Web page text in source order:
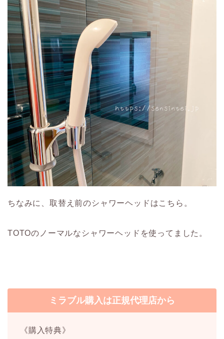
ちなみに、取替え前のシャワーヘッドはこちら。
TOTOのノーマルなシャワーヘッドを使ってました。
ミラブル購入は正規代理店から
《購入特典》